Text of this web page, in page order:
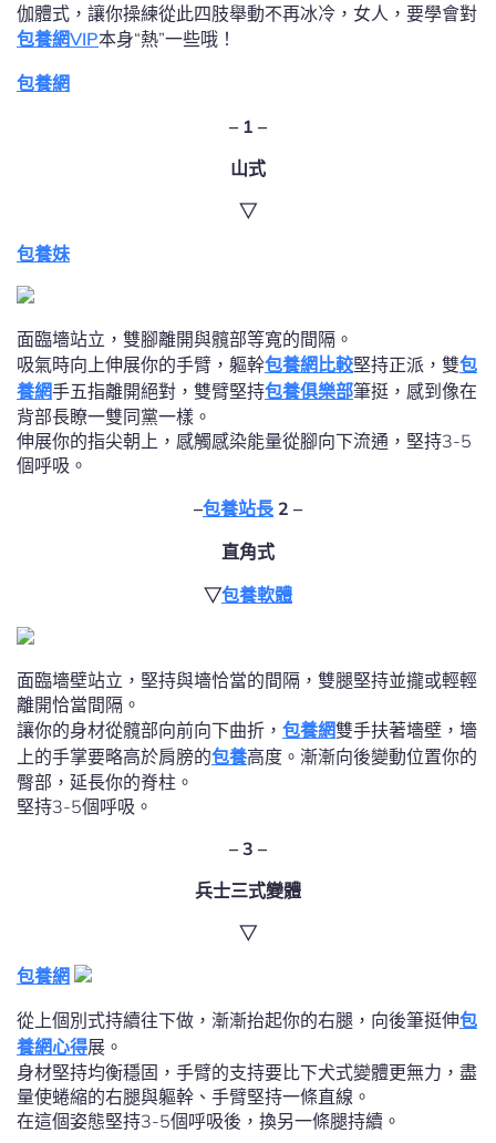
伽體式，讓你操練從此四肢舉動不再冰冷，女人，要學會對
包養網VIP本身“熱”一些哦！
包養網
– 1 –
山式
▽
包養妹
面臨墻站立，雙腳離開與髖部等寬的間隔。
吸氣時向上伸展你的手臂，軀幹包養網比較堅持正派，雙包
養網手五指離開絕對，雙臂堅持包養俱樂部筆挺，感到像在
背部長瞭一雙同黨一樣。
伸展你的指尖朝上，感觸感染能量從腳向下流通，堅持3-5
個呼吸。
–包養站長 2 –
直角式
▽包養軟體
面臨墻壁站立，堅持與墻恰當的間隔，雙腿堅持並攏或輕輕
離開恰當間隔。
讓你的身材從髖部向前向下曲折， 包養網雙手扶著墻壁，墻
上的手掌要略高於肩膀的包養高度。漸漸向後變動位置你的
臀部，延長你的脊柱。
堅持3-5個呼吸。
– 3 –
兵士三式變體
▽
包養網
從上個別式持續往下做，漸漸抬起你的右腿，向後筆挺伸包
養網心得展。
身材堅持均衡穩固，手臂的支持要比下犬式變體更無力，盡
量使蜷縮的右腿與軀幹、手臂堅持一條直線。
在這個姿態堅持3-5個呼吸後，換另一條腿持續。